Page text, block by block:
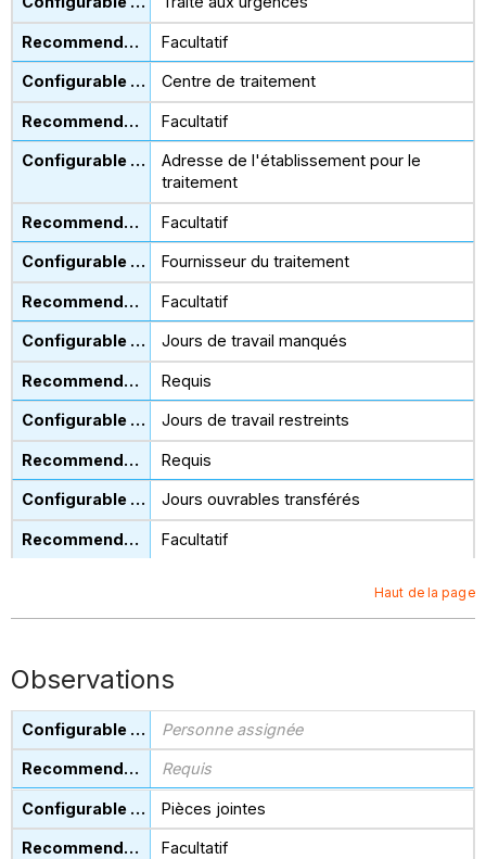
Facultatif
Centre de traitement
Facultatif
Adresse de l'établissement pour le
traitement
Facultatif
Fournisseur du traitement
Facultatif
Jours de travail manqués
Requis
Jours de travail restreints
Requis
Jours ouvrables transférés
Facultatif
Haut de la page
Observations
Personne assignée
Requis
Pièces jointes
Facultatif